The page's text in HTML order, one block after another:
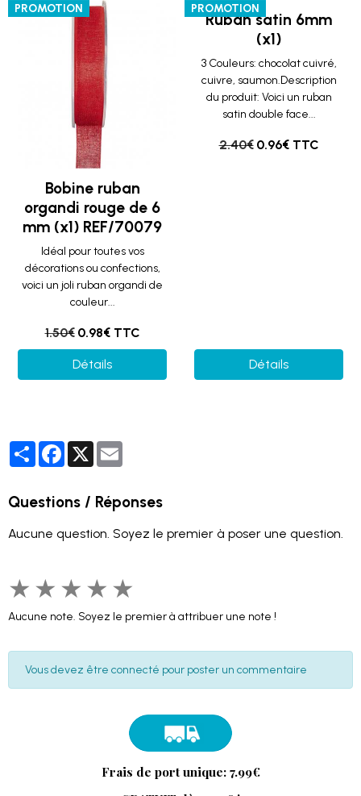
PROMOTION
Bobine ruban
organdi rouge de 6
mm (x1) REF/70079
Idéal pour toutes vos
décorations ou confections,
voici un joli ruban organdi de
couleur...
1.50€ 0.98€ TTC
Détails
PROMOTION
Ruban satin 6mm
(x1)
3 Couleurs: chocolat cuivré,
cuivre, saumon.Description
du produit: Voici un ruban
satin double face...
2.40€ 0.96€ TTC
Détails
PartagerFacebook
X
Questions / Réponses
Aucune question. Soyez le premier à poser une question.
★ ★ ★ ★ ★
Aucune note. Soyez le premier à attribuer une note !
Vous devez être connecté pour poster un commentaire
Frais de port unique: 7.99€